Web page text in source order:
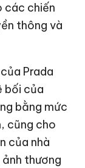
các chiến
thông và
Prada
bối của
bằng mức
cũng cho
của nhà
thương